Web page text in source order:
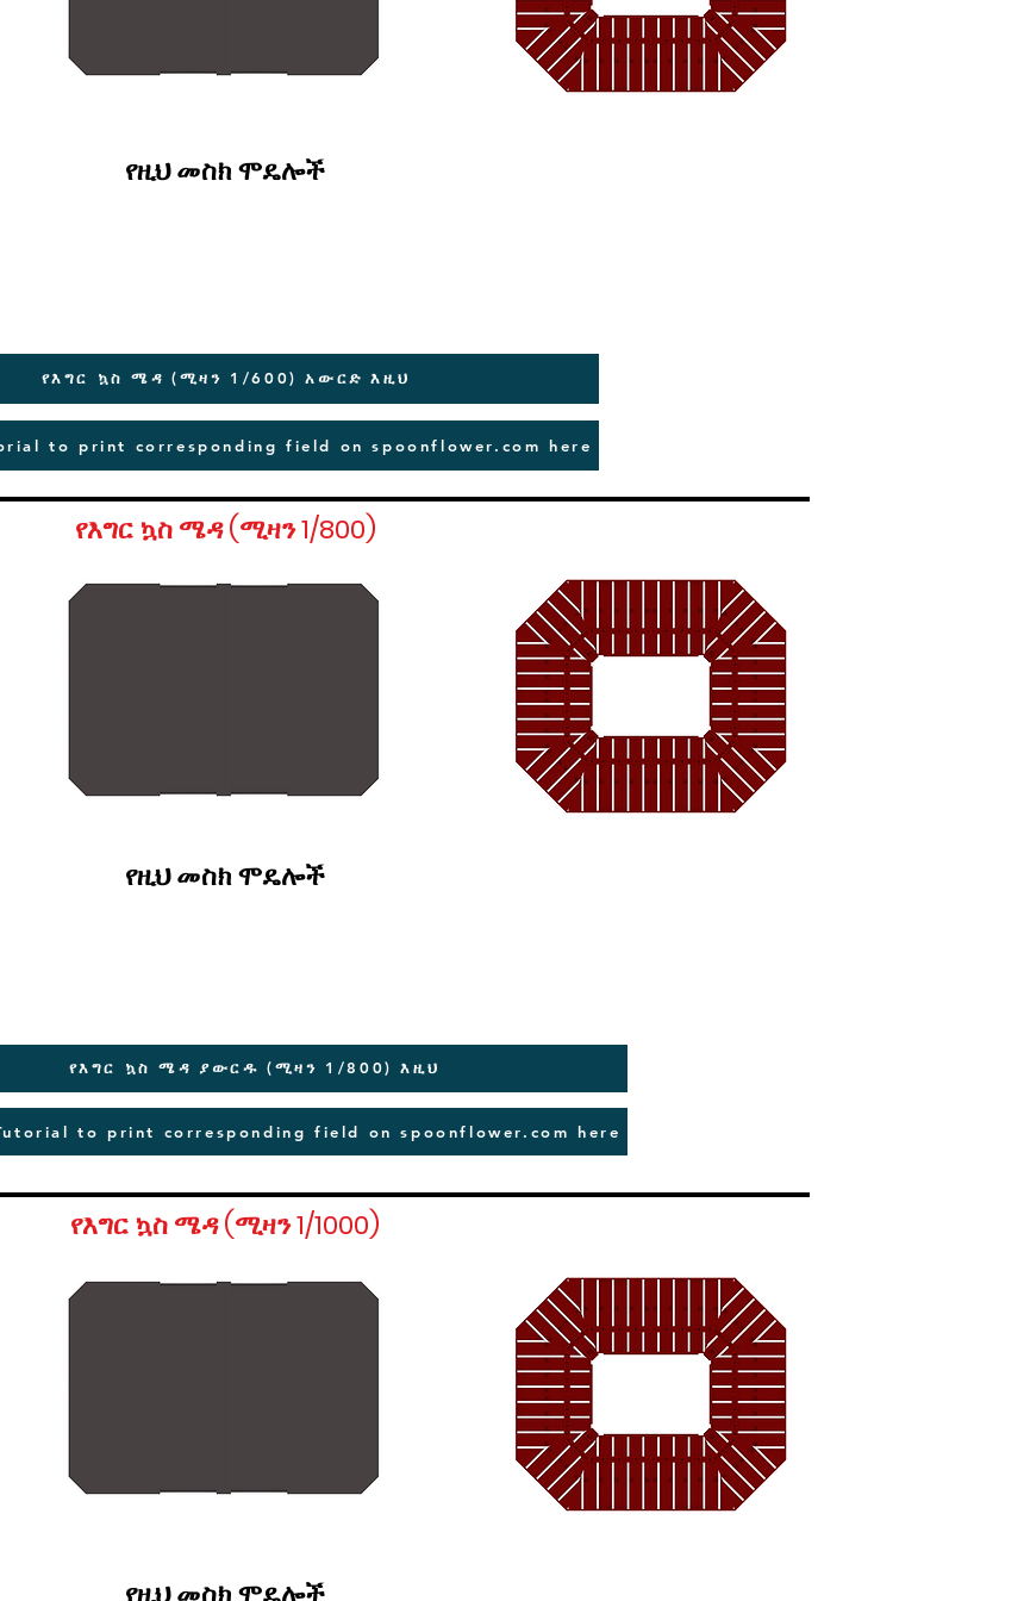
የዚህ መስክ ሞዴሎች
የእግር ኳስ ሜዳ (ሚዛን 1/600) አውርድ እዚህ
to print corresponding field on spoonflower.com here
የእግር ኳስ ሜዳ (ሚዛን 1/800)
የዚህ መስክ ሞዴሎች
የእግር ኳስ ሜዳ ያውርዱ (ሚዛን 1/800) እዚህ
to print corresponding field on spoonflower.com here
የእግር ኳስ ሜዳ (ሚዛን 1/1000)